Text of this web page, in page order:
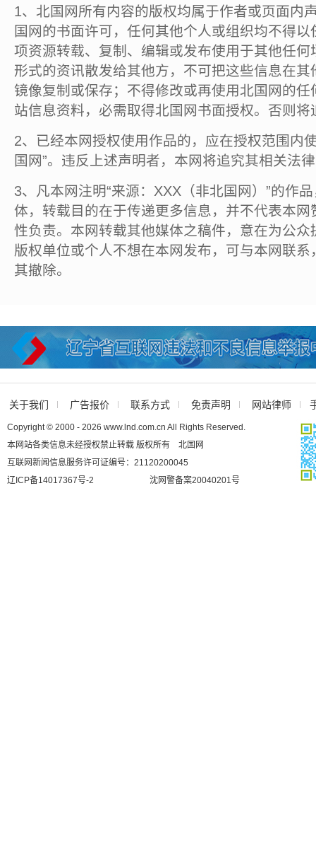
1、北国网所有内容的版权均属于作者或页面内
国网的书面许可，任何其他个人或组织均不得
项资源转载、复制、编辑或发布使用于其他任
形式的资讯散发给其他方，不可把这些信息在
镜像复制或保存；不得修改或再使用北国网的
站信息资料，必需取得北国网书面授权。否则将
2、已经本网授权使用作品的，应在授权范围内
国网”。违反上述声明者，本网将追究其相关法
3、凡本网注明“来源：XXX（非北国网）”的作
体，转载目的在于传递更多信息，并不代表本
性负责。本网转载其他媒体之稿件，意在为公
版权单位或个人不想在本网发布，可与本网联
其撤除。
关于我们 广告报价 联系方式 免责声明 网站律师
Copyright © 2000 - 2026 www.lnd.com.cn All Rights Reserved.
本网站各类信息未经授权禁止转载 版权所有 北国网
互联网新闻信息服务许可证编号：21120200045
辽ICP备14017367号-2
沈网警备案20040201号